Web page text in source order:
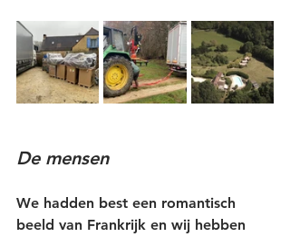
De mensen
We hadden best een romantisch
beeld van Frankrijk en wij hebben